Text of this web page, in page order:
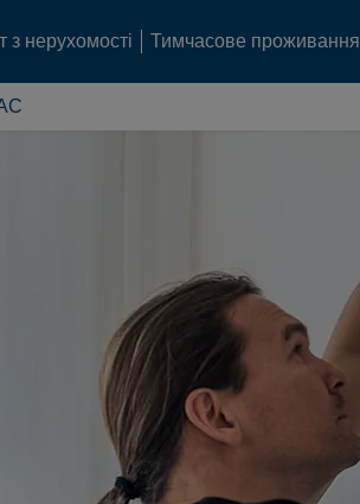
з нерухомості Тимчасове проживання